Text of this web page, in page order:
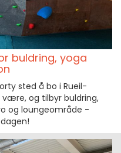
buldring, yoga
sted å bo i Rueil-
og tilbyr buldring,
og loungeområde -